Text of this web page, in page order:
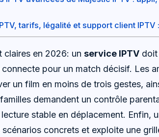
tarifs, légalité et support client
claires en 2026: un service IPTV doit
pour un match décisif. Les
un film en moins de trois gestes,
demandent un contrôle
lecture stable en déplacement. Enfin,
scénarios concrets et exploite une